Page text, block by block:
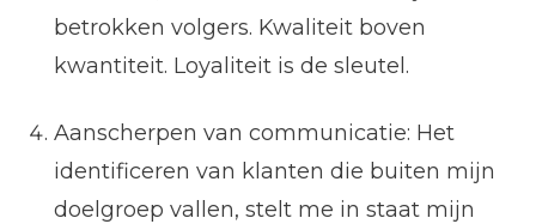
betrokken volgers. Kwaliteit boven
kwantiteit. Loyaliteit is de sleutel.
Aanscherpen van communicatie: Het
identificeren van klanten die buiten mijn
doelgroep vallen, stelt me in staat mijn